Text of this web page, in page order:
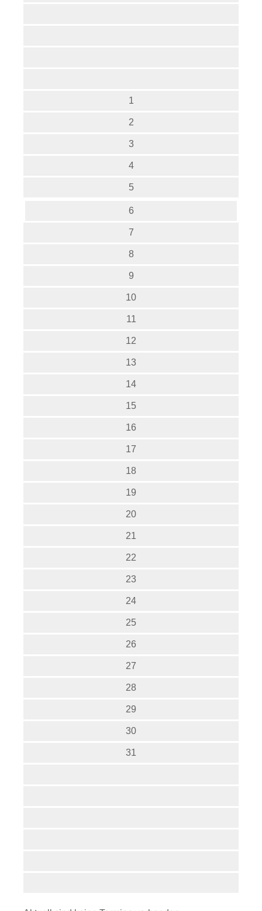
1
2
3
4
5
6
7
8
9
10
11
12
13
14
15
16
17
18
19
20
21
22
23
24
25
26
27
28
29
30
31